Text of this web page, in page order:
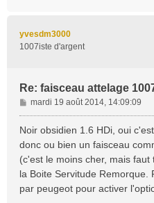
yvesdm3000
1007iste d'argent
Re: faisceau attelage
M
e
s
g
e
mardi 19 août 2014, 14:09:09
Noir obsidien 1.6 HDi, oui
donc ou bien un faisceau
(c'est le moins cher, mais
la Boite Servitude Remorque.
par peugeot pour activer